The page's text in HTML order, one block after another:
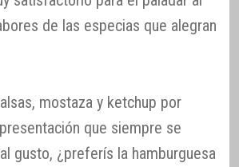
de las especias que alegran
mostaza y ketchup por
que siempre se
gusto, ¿preferís la hamburguesa